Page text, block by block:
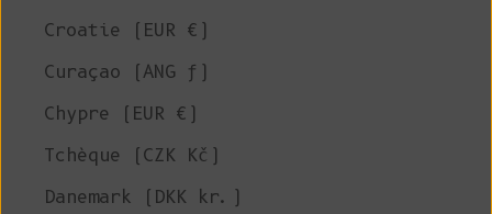
Croatie (EUR €)
Curaçao (ANG ƒ)
Chypre (EUR €)
Tchèque (CZK Kč)
Danemark (DKK kr.)